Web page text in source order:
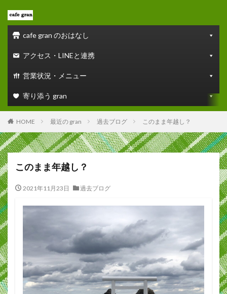
cafe gran のおはなし
アクセス・LINEと連携
営業状況・メニュー
寄り添う gran
HOME 最近の gran 過去ブログ このまま年越し？
このまま年越し？
2021年11月23日 過去ブログ